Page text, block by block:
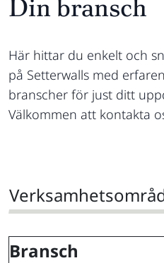
Din bransch
Här hittar du enkelt och
på Setterwalls med
branscher för just ditt
Välkommen att kontakta
Bransch